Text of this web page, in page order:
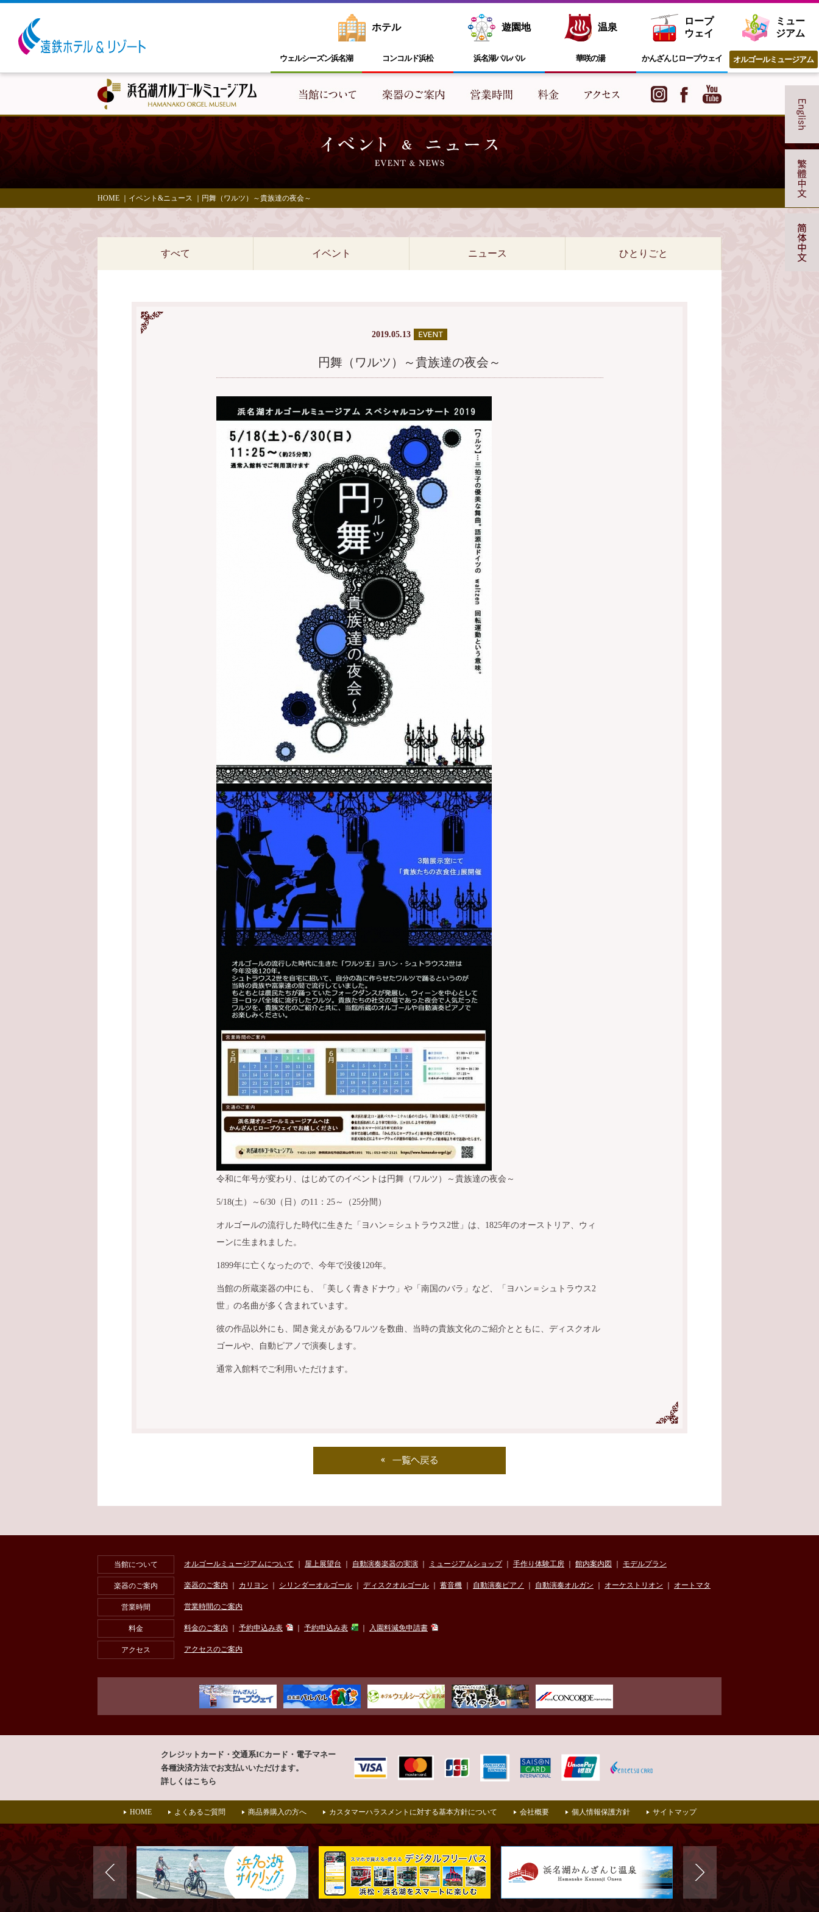
ホテル
ウェルシーズン浜名湖 コンコルド浜松
遊園地
浜名湖パルパル
温泉
華咲の湯
ロープ
ウェイ
かんざんじロープウェイ
ミュー
ジアム
オルゴールミュージアム
HOME イベント&ニュース 円舞（ワルツ）～貴族達の夜会～
すべて イベント ニュース ひとりごと
2019.05.13
円舞（ワルツ）～貴族達の夜会～
令和に年号が変わり、はじめてのイベントは円舞（ワルツ）～貴族達の夜会～
5/18(土）～6/30（日）の11：25～（25分間）
オルゴールの流行した時代に生きた「ヨハン＝シュトラウス2世」は、1825年のオーストリア、ウィ
ーンに生まれました。
1899年に亡くなったので、今年で没後120年。
当館の所蔵楽器の中にも、「美しく青きドナウ」や「南国のバラ」など、「ヨハン＝シュトラウス2
世」の名曲が多く含まれています。
彼の作品以外にも、聞き覚えがあるワルツを数曲、当時の貴族文化のご紹介とともに、ディスクオル
ゴールや、自動ピアノで演奏します。
通常入館料でご利用いただけます。
当館について オルゴールミュージアムについて 屋上展望台 自動演奏楽器の実演 ミュージアムショップ｜ 手作り体験工房 館内案内図 モデルプラン
楽器のご案内 楽器のご案内 カリヨン シリンダーオルゴール ディスクオルゴール 蓄音機 自動演奏ピアノ 自動演奏オルガン オーケストリオン オートマタ
営業時間 営業時間のご案内
料金 料金のご案内 予約申込み表 予約申込み表 入園料減免申請書
アクセス アクセスのご案内
クレジットカード・交通系ICカード・ 電子マネー
各種決済方法でお支払いいただけます。
詳しくはこちら
HOME よくあるご質問 商品券購入の方へ カスタマーハラスメントに対する基本方針について 会社概要 個人情報保護方針 サイトマップ